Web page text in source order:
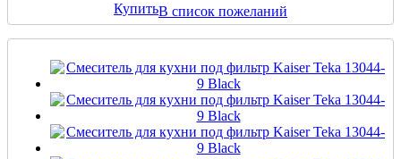
КупитьВ список пожеланий